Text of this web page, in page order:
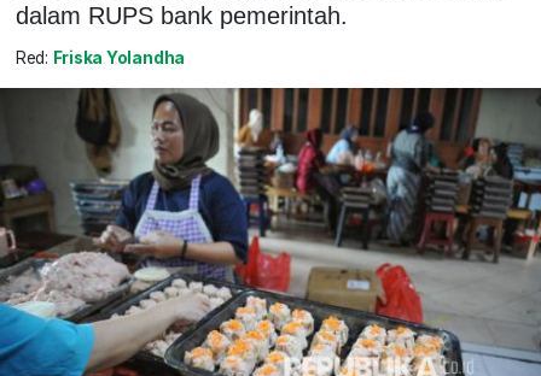
dalam RUPS bank pemerintah.
Red: Friska Yolandha